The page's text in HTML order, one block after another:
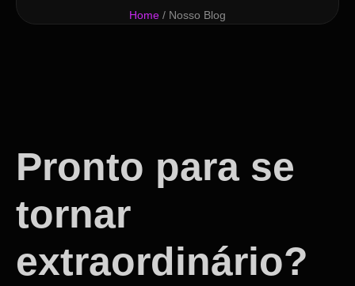
Home / Nosso Blog
Pronto para se
tornar
extraordinário?